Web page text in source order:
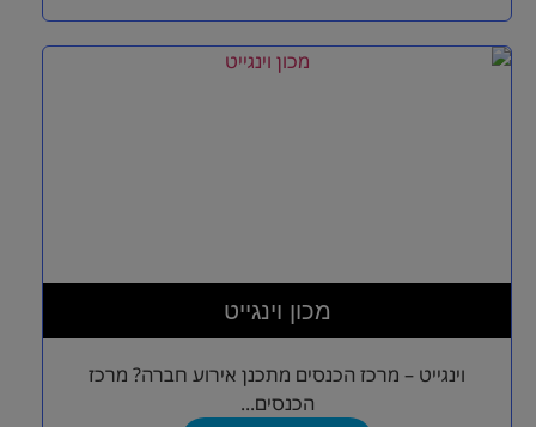
מכון וינגייט
וינגייט – מרכז הכנסים מתכנן אירוע חברה? מרכז
הכנסים...